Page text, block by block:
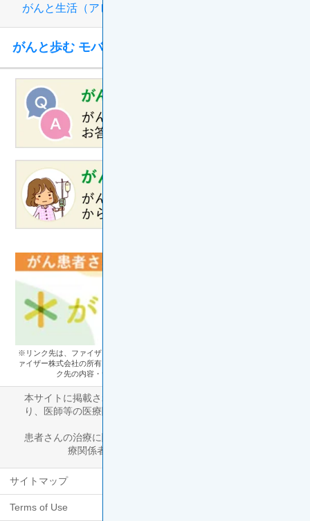
がんと生活（アピアランス）
がんと歩む モバイルアプリ
※リンク先は、ファイザー株式会社のサイトを離れます。リンク先のサイトはフ
ァイザー株式会社の所有・管理するものではなく、ファイザー株式会社は、リン
ク先の内容・サービスについて、一切責任を負いません。
本サイトに掲載された健康情報は啓発を目的としたものであ
り、医師等の医療関係者に対する相談に代わるものではあり
患者さんの治療に関しては、個々の特性を考慮し医師等の医
療関係者と相談の上決定してください。
サイトマップ
Terms of Use